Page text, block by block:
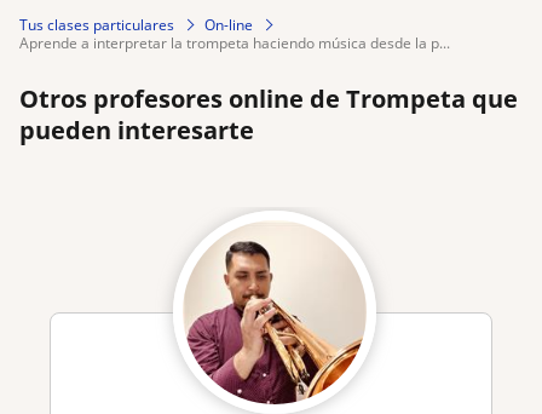
Tus clases particulares
On-line
aprende a interpretar la trompeta haciendo música desde la p...
Otros profesores online de Trompeta que
pueden interesarte